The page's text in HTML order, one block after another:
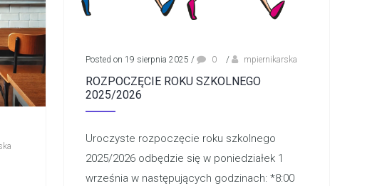
Posted on 19 sierpnia 2025 / 0 / mpiernikarska
ROZPOCZĘCIE ROKU SZKOLNEGO
2025/2026
Uroczyste rozpoczęcie roku szkolnego
2025/2026 odbędzie się w poniedziałek 1
września w następujących godzinach: *8:00